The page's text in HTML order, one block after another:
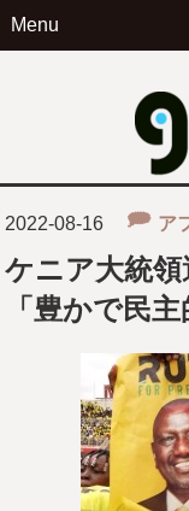
Menu
2022-08-16 ア
ケニア大統
「豊かで民